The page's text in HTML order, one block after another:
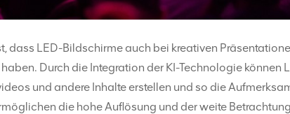
dass LED-Bildschirme auch bei kreativen
Durch die Integration der KI-Technologie können
und andere Inhalte erstellen und so die
die hohe Auflösung und der weite